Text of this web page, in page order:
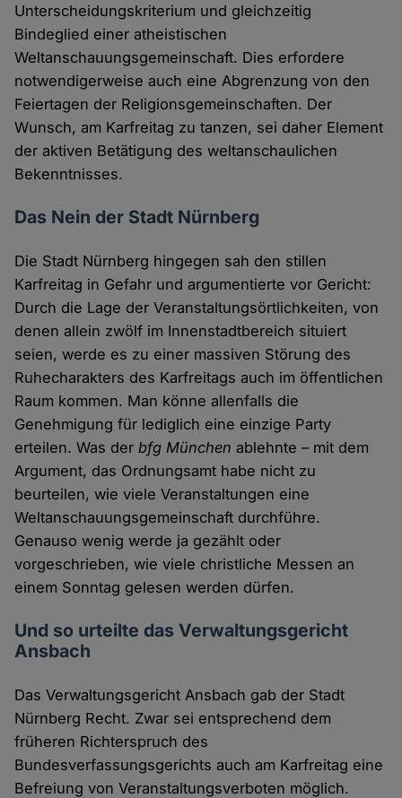
Unterscheidungskriterium und gleichzeitig
Bindeglied einer atheistischen
Weltanschauungsgemeinschaft. Dies erfordere
notwendigerweise auch eine Abgrenzung von den
Feiertagen der Religionsgemeinschaften. Der
Wunsch, am Karfreitag zu tanzen, sei daher Element
der aktiven Betätigung des weltanschaulichen
Bekenntnisses.
Das Nein der Stadt Nürnberg
Die Stadt Nürnberg hingegen sah den stillen
Karfreitag in Gefahr und argumentierte vor Gericht:
Durch die Lage der Veranstaltungsörtlichkeiten, von
denen allein zwölf im Innenstadtbereich situiert
seien, werde es zu einer massiven Störung des
Ruhecharakters des Karfreitags auch im öffentlichen
Raum kommen. Man könne allenfalls die
Genehmigung für lediglich eine einzige Party
erteilen. Was derbfg München ablehnte – mit dem
Argument, das Ordnungsamt habe nicht zu
beurteilen, wie viele Veranstaltungen eine
Weltanschauungsgemeinschaft durchführe.
Genauso wenig werde ja gezählt oder
vorgeschrieben, wie viele christliche Messen an
einem Sonntag gelesen werden dürfen.
Und so urteilte das Verwaltungsgericht
Ansbach
Das Verwaltungsgericht Ansbach gab der Stadt
Nürnberg Recht. Zwar sei entsprechend dem
früheren Richterspruch des
Bundesverfassungsgerichts auch am Karfreitag eine
Befreiung von Veranstaltungsverboten möglich.